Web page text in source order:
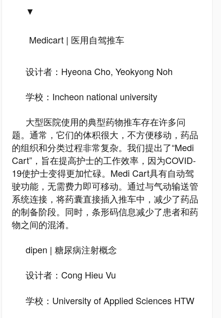
▼
Medicart | 医用自驾推车
设计者：Hyeona Cho, Yeokyong Noh
学校：Incheon national university
大型医院使用的典型药物推车存在许多问
题。通常，它们的体积很大，不方便移动，药品
的组织和分类过程非常复杂。我们提出了“Medi
Cart”，旨在提高护士的工作效率，因为COVID-
19使护士变得更加忙碌。Medi Cart具有自动驾
驶功能，无需费力即可移动。通过与气动输送管
系统连接，将药囊直接插入推车中，减少了药品
的制备阶段。同时，条形码信息减少了患者和药
物之间的混淆。
dipen | 糖尿病注射概念
设计者：Cong Hieu Vu
学校：University of Applied Sciences HTW